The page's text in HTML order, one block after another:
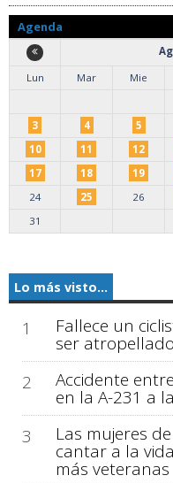
Agenda
Lun
Mar Mie
3
4 5
10
11 12
17
18 19
24
25 26
31
Lo más visto...
1 Fallece un
ser
2
Accidente
en la A-231 a
3
Las mujeres
cantar a la
más veteranas